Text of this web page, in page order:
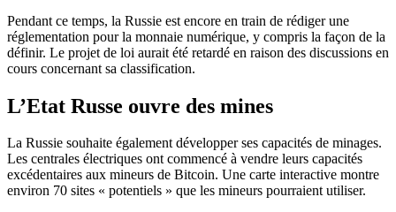
Pendant ce temps, la Russie est encore en train de rédiger une
réglementation pour la monnaie numérique, y compris la façon de la
définir. Le projet de loi aurait été retardé en raison des discussions en
cours concernant sa classification.
L’Etat Russe ouvre des mines
La Russie souhaite également développer ses capacités de minages.
Les centrales électriques ont commencé à vendre leurs capacités
excédentaires aux mineurs de Bitcoin. Une carte interactive montre
environ 70 sites « potentiels » que les mineurs pourraient utiliser.